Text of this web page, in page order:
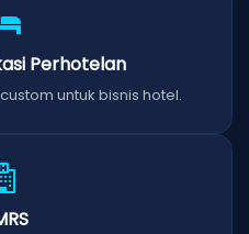
Perhotelan
untuk bisnis hotel.